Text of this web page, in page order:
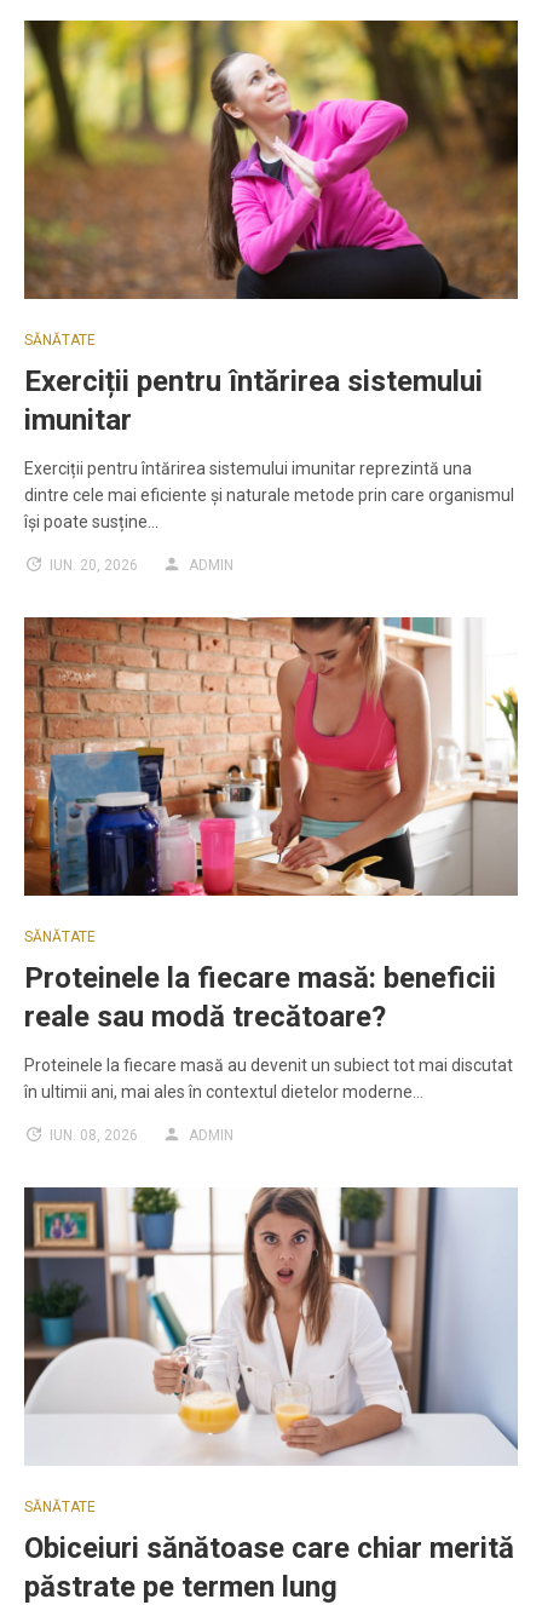
SĂNĂTATE
Exerciții pentru întărirea sistemului
imunitar
Exerciții pentru întărirea sistemului imunitar reprezintă una
dintre cele mai eficiente și naturale metode prin care organismul
își poate susține…
IUN. 20, 2026 ADMIN
SĂNĂTATE
Proteinele la fiecare masă: beneficii
reale sau modă trecătoare?
Proteinele la fiecare masă au devenit un subiect tot mai discutat
în ultimii ani, mai ales în contextul dietelor moderne…
IUN. 08, 2026 ADMIN
SĂNĂTATE
Obiceiuri sănătoase care chiar merită
păstrate pe termen lung